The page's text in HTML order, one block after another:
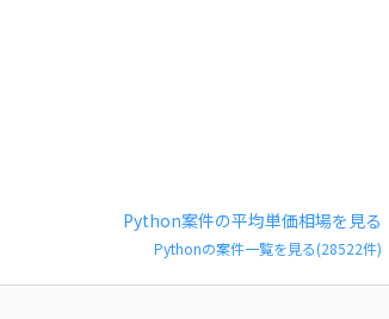
Python案件の平均単価相場を見る
Pythonの案件一覧を見る(28522件)